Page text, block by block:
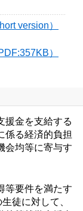
version）
）
援金を支給する
係る経済的負担
会均等に寄与す
等要件を満たす
徒に対して、